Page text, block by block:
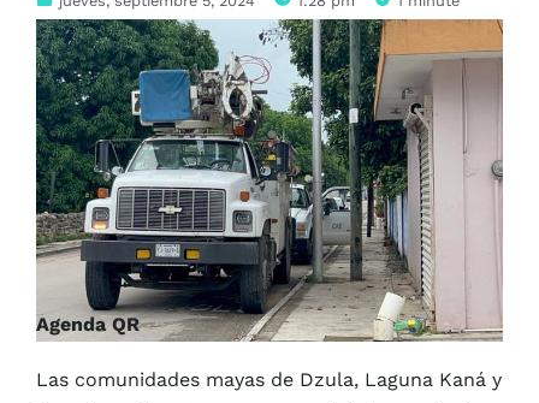
Agenda QR
Las comunidades mayas de Dzula, Laguna Kaná y